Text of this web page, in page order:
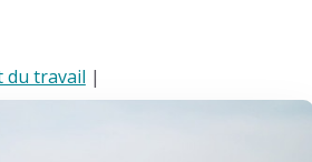
du travail |